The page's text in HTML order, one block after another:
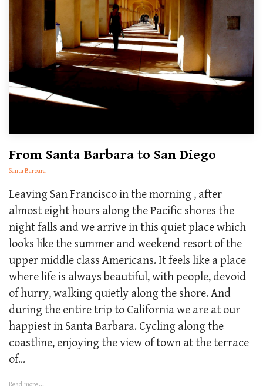
From Santa Barbara to San Diego
Santa Barbara
Leaving San Francisco in the morning , after
almost eight hours along the Pacific shores the
night falls and we arrive in this quiet place which
looks like the summer and weekend resort of the
upper middle class Americans. It feels like a place
where life is always beautiful, with people, devoid
of hurry, walking quietly along the shore. And
during the entire trip to California we are at our
happiest in Santa Barbara. Cycling along the
coastline, enjoying the view of town at the terrace
of...
Read more...